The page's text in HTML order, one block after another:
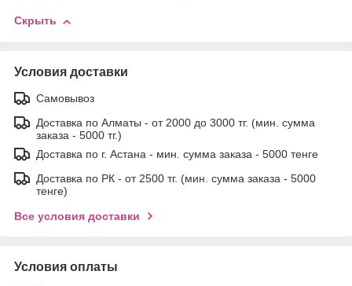
Скрыть
Условия доставки
Самовывоз
Доставка по Алматы - от 2000 до 3000 тг. (мин. сумма
заказа - 5000 тг.)
Доставка по г. Астана - мин. сумма заказа - 5000 тенге
Доставка по РК - от 2500 тг. (мин. сумма заказа - 5000
тенге)
Все условия доставки
Условия оплаты